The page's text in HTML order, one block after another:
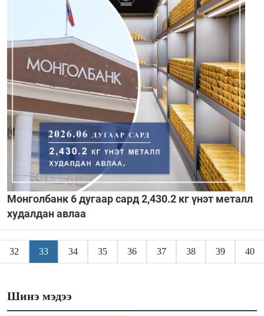
Монголбанк 6 дугаар сард 2,430.2 кг үнэт металл
худалдан авлаа
32 33 34 35 36 37 38 39 40
Шинэ мэдээ